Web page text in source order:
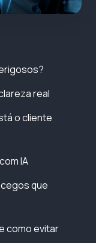
real
o cliente
IA
que
como evitar